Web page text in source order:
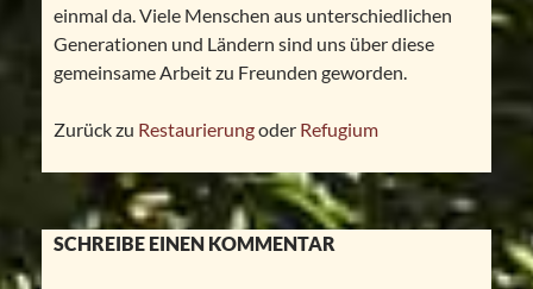
einmal da. Viele Menschen aus unterschiedlichen
Generationen und Ländern sind uns über diese
gemeinsame Arbeit zu Freunden geworden.
Zurück zu Restaurierungoder Refugium
SCHREIBE EINEN KOMMENTAR